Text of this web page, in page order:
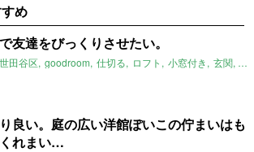
め
友達をびっくりさせたい。
世田谷区 goodroom 仕切る ロフト 小窓付き 玄関 桜
良い。庭の広い洋館ぽいこの佇まいはも
れまい…